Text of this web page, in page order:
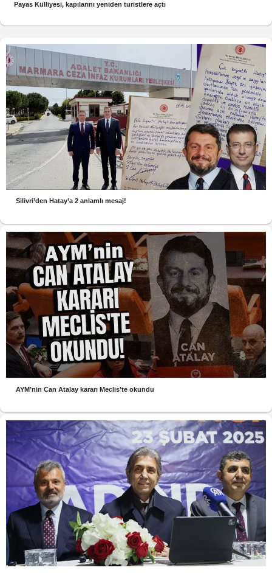
Payas Külliyesi, kapılarını yeniden turistlere açtı
Silivri’den Hatay’a 2 anlamlı mesaj!
AYM’nin Can Atalay kararı Meclis’te okundu